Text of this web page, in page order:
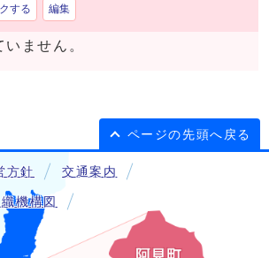
する 編集
ません。
ページの先頭へ戻る
方針 交通案内
機構図